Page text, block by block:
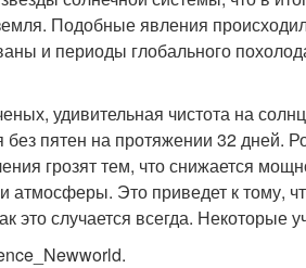
Подобные явления
и периоды глобального
удивительная чистота на
пятен на протяжении 32 дней.
грозят тем, что снижается
атмосферы. Это приведет к тому,
это случается всегда. Некоторые